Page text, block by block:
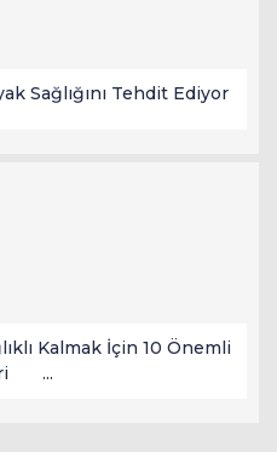
Sağlığını Tehdit Ediyor
Kalmak İçin 10 Önemli
...